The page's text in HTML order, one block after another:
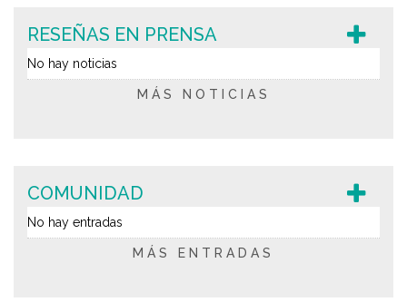
RESEÑAS EN PRENSA
No hay noticias
MÁS NOTICIAS
COMUNIDAD
No hay entradas
MÁS ENTRADAS